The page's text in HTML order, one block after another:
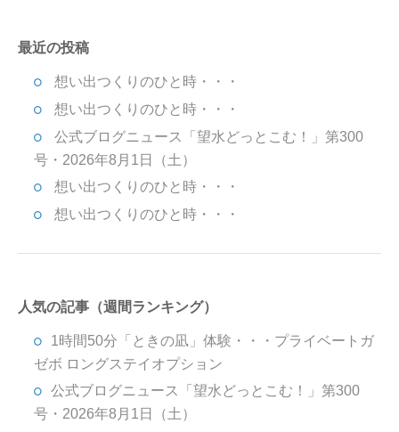
最近の投稿
想い出つくりのひと時・・・
想い出つくりのひと時・・・
公式ブログニュース「望水どっとこむ！」第300
号・2026年8月1日（土）
想い出つくりのひと時・・・
想い出つくりのひと時・・・
人気の記事（週間ランキング）
1時間50分「ときの凪」体験・・・プライベートガ
ゼボ ロングステイオプション
公式ブログニュース「望水どっとこむ！」第300
号・2026年8月1日（土）